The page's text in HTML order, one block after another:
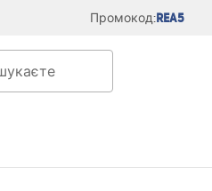
Промокод:REA5